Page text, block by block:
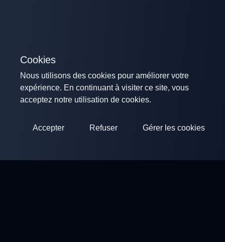
Cookies
Nous utilisons des cookies pour améliorer votre
expérience. En continuant à visiter ce site, vous
acceptez notre utilisation de cookies.
Accepter Refuser Gérer les cookies